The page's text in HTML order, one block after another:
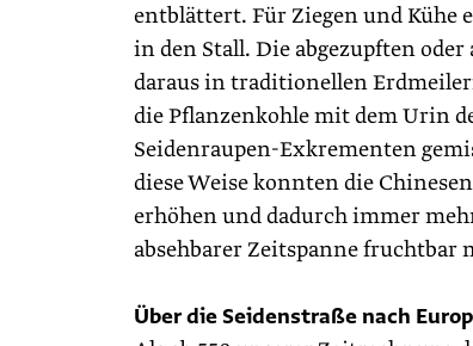
entblättert. Für Ziegen und Kühe
in den Stall. Die abgezupften
daraus in traditionellen
die Pflanzenkohle mit dem Urin
Seidenraupen-Exkrementen
diese Weise konnten die
erhöhen und dadurch immer
absehbarer Zeitspanne fruchtbar
Über die Seidenstraße nach